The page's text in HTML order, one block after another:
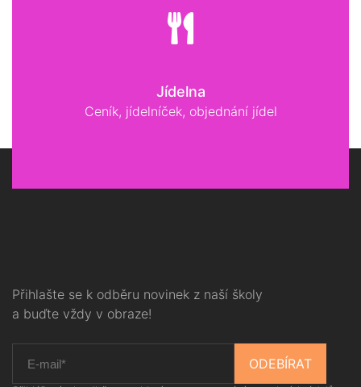
Jídelna
Ceník, jídelníček, objednání jídel
Přihlašte se k odběru novinek z naší školy
a buďte vždy v obraze!
ODEBÍRAT